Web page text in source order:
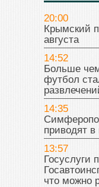
20:00
Крымский
августа
14:52
Больше
футбол
14:35
приводят в
13:57
Госуслуги
что можно